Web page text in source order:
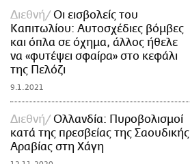
Διεθνή
Οι εισβολείς του
Καπιτωλίου: Αυτοσχέδιες βόμβες
και όπλα σε όχημα, άλλος ήθελε
να «φυτέψει σφαίρα» στο κεφάλι
της Πελόζι
9.1.2021
Διεθνή
Ολλανδία: Πυροβολισμοί
κατά της πρεσβείας της Σαουδικής
Αραβίας στη Χάγη